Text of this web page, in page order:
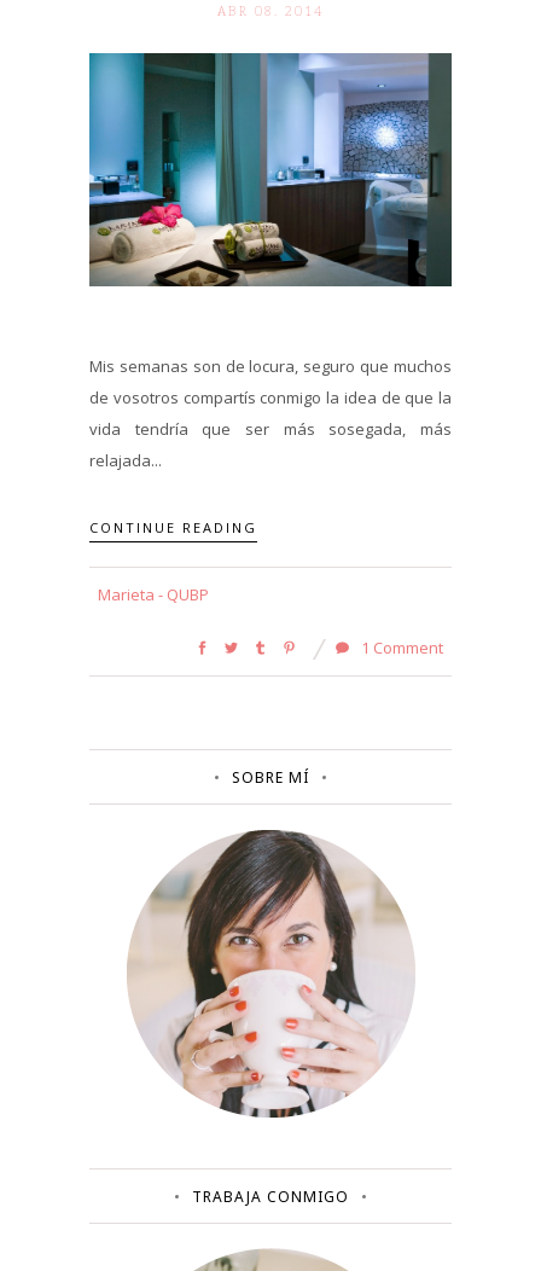
ABR 08. 2014
Mis semanas son de locura, seguro que muchos
de vosotros compartís conmigo la idea de que la
vida tendría que ser más sosegada, más
relajada...
CONTINUE READING
Marieta - QUBP
1 Comment
SOBRE MÍ
TRABAJA CONMIGO